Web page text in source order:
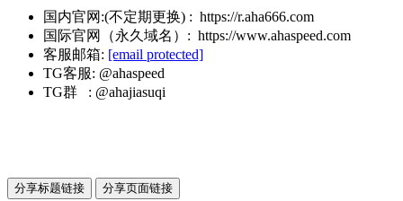
国内官网:(不定期更换) : https://r.aha666.com
国际官网（永久域名）: https://www.ahaspeed.com
客服邮箱: [email protected]
TG客服: @ahaspeed
TG群 : @ahajiasuqi
分享标题链接 分享页面链接